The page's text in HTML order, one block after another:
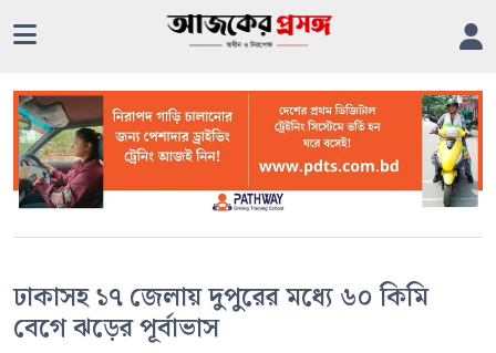
ঢাকাসহ ১৭ জেলায় দুপুরের মধ্যে ৬০ কিমি
বেগে ঝড়ের পূর্বাভাস